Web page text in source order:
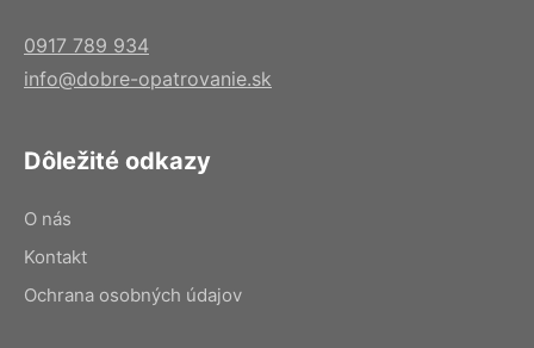
0917 789 934
info@dobre-opatrovanie.sk
Dôležité odkazy
O nás
Kontakt
Ochrana osobných údajov